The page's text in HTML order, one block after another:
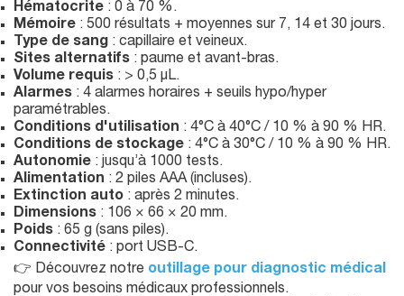
Hématocrite : 0 à 70 %.
Mémoire : 500 résultats + moyennes sur 7, 14 et 30 jours.
Type de sang : capillaire et veineux.
Sites alternatifs : paume et avant-bras.
Volume requis : > 0,5 µL.
Alarmes : 4 alarmes horaires + seuils hypo/hyper
paramétrables.
Conditions d'utilisation : 4°C à 40°C / 10 % à 90 % HR.
Conditions de stockage : 4°C à 30°C / 10 % à 90 % HR.
Autonomie : jusqu’à 1000 tests.
Alimentation : 2 piles AAA (incluses).
Extinction auto : après 2 minutes.
Dimensions : 106 × 66 × 20 mm.
Poids : 65 g (sans piles).
Connectivité : port USB-C.
👉 Découvrez notre outillage pour diagnostic médical
pour vos besoins médicaux professionnels.